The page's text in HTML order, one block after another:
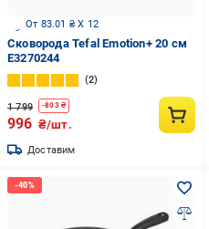
От 83.01 ₴ X 12
Сковорода Tefal Emotion+ 20 см
E3270244
2
1 799 -803₴
996 ₴/шт.
Доставим